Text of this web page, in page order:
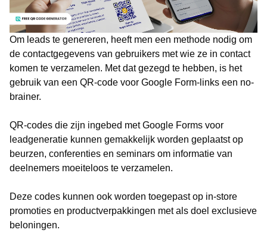
Om leads te genereren, heeft men een methode nodig om
de contactgegevens van gebruikers met wie ze in contact
komen te verzamelen. Met dat gezegd te hebben, is het
gebruik van een QR-code voor Google Form-links een no-
brainer.
QR-codes die zijn ingebed met Google Forms voor
leadgeneratie kunnen gemakkelijk worden geplaatst op
beurzen, conferenties en seminars om informatie van
deelnemers moeiteloos te verzamelen.
Deze codes kunnen ook worden toegepast op in-store
promoties en productverpakkingen met als doel exclusieve
beloningen.